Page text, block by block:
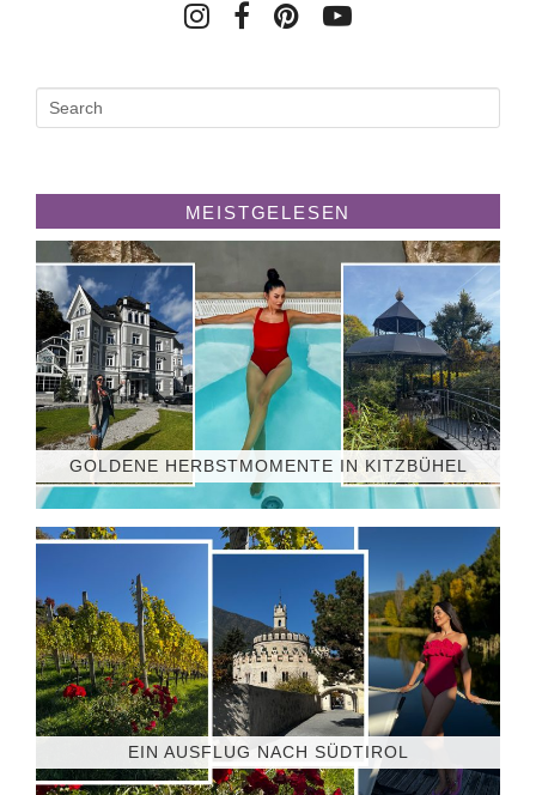
MEISTGELESEN
GOLDENE HERBSTMOMENTE IN KITZBÜHEL
EIN AUSFLUG NACH SÜDTIROL